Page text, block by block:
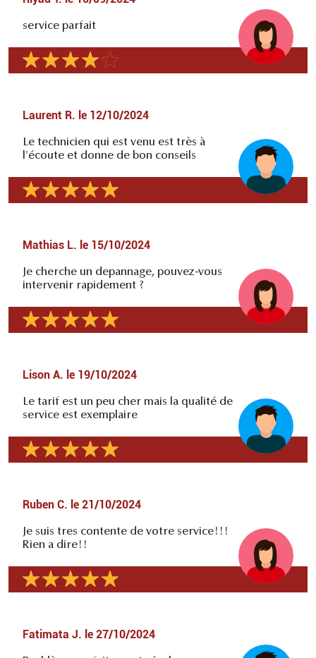
service parfait
Laurent R. le 12/10/2024
Le technicien qui est venu est très à
l'écoute et donne de bon conseils
Mathias L. le 15/10/2024
Je cherche un depannage, pouvez-vous
intervenir rapidement ?
Lison A. le 19/10/2024
Le tarif est un peu cher mais la qualité de
service est exemplaire
Ruben C. le 21/10/2024
Je suis tres contente de votre service!!!
Rien a dire!!
Fatimata J. le 27/10/2024